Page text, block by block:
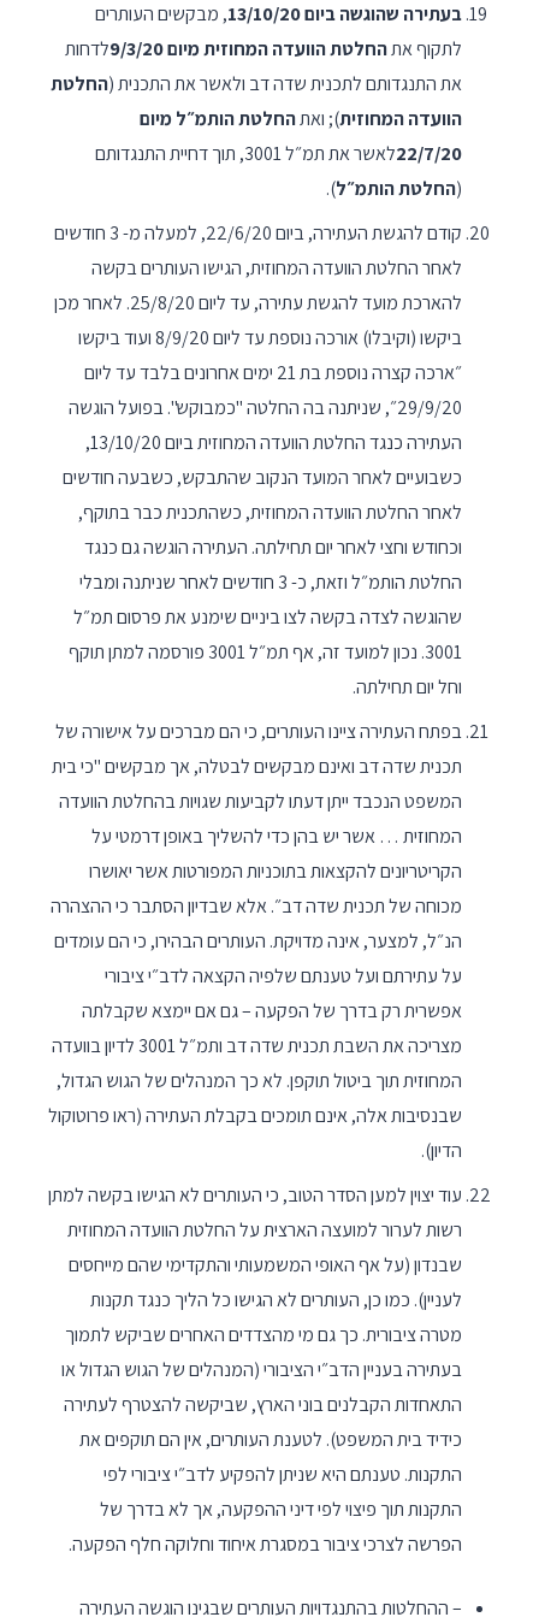
בעתירה שהוגשה ביום 13/10/20
, מבקשים העותרים
לתקוף אתהחלטת הוועדה המחוזית מיום 9/3/20
לדחות
את התנגדותם לתכנית שדה דב ולאשר את התכנית (החלטת
הוועדה המחוזית); ואתהחלטת הותמ״ל מיום
22/7/20
לאשר את תמ״ל 3001, תוך דחיית התנגדותם
(החלטת הותמ״ל).
קודם להגשת העתירה, ביום 22/6/20, למעלה מ- 3 חודשים
לאחר החלטת הוועדה המחוזית, הגישו העותרים בקשה
להארכת מועד להגשת עתירה, עד ליום 25/8/20. לאחר מכן
ביקשו (וקיבלו) אורכה נוספת עד ליום 8/9/20 ועוד ביקשו
״ארכה קצרה נוספת בת 21 ימים אחרונים בלבד עד ליום
29/9/20״, שניתנה בה החלטה "כמבוקש". בפועל הוגשה
העתירה כנגד החלטת הוועדה המחוזית ביום 13/10/20,
כשבועיים לאחר המועד הנקוב שהתבקש, כשבעה חודשים
לאחר החלטת הוועדה המחוזית, כשהתכנית כבר בתוקף,
וכחודש וחצי לאחר יום תחילתה. העתירה הוגשה גם כנגד
החלטת הותמ״ל וזאת, כ- 3 חודשים לאחר שניתנה ומבלי
שהוגשה לצדה בקשה לצו ביניים שימנע את פרסום תמ״ל
3001. נכון למועד זה, אף תמ״ל 3001 פורסמה למתן תוקף
וחל יום תחילתה.
בפתח העתירה ציינו העותרים, כי הם מברכים על אישורה של
תכנית שדה דב ואינם מבקשים לבטלה, אך מבקשים "כי בית
המשפט הנכבד ייתן דעתו לקביעות שגויות בהחלטת הוועדה
המחוזית … אשר יש בהן כדי להשליך באופן דרמטי על
הקריטריונים להקצאות בתוכניות המפורטות אשר יאושרו
מכוחה של תכנית שדה דב״. אלא שבדיון הסתבר כי ההצהרה
הנ״ל, למצער, אינה מדויקת. העותרים הבהירו, כי הם עומדים
על עתירתם ועל טענתם שלפיה הקצאה לדב״י ציבורי
אפשרית רק בדרך של הפקעה – גם אם יימצא שקבלתה
מצריכה את השבת תכנית שדה דב ותמ״ל 3001 לדיון בוועדה
המחוזית תוך ביטול תוקפן. לא כך המנהלים של הגוש הגדול,
שבנסיבות אלה, אינם תומכים בקבלת העתירה (ראו פרוטוקול
הדיון).
עוד יצוין למען הסדר הטוב, כי העותרים לא הגישו בקשה למתן
רשות לערור למועצה הארצית על החלטת הוועדה המחוזית
שבנדון (על אף האופי המשמעותי והתקדימי שהם מייחסים
לעניין). כמו כן, העותרים לא הגישו כל הליך כנגד תקנות
מטרה ציבורית. כך גם מי מהצדדים האחרים שביקש לתמוך
בעתירה בעניין הדב״י הציבורי (המנהלים של הגוש הגדול או
התאחדות הקבלנים בוני הארץ, שביקשה להצטרף לעתירה
כידיד בית המשפט). לטענת העותרים, אין הם תוקפים את
התקנות. טענתם היא שניתן להפקיע לדב״י ציבורי לפי
התקנות תוך פיצוי לפי דיני ההפקעה, אך לא בדרך של
הפרשה לצרכי ציבור במסגרת איחוד וחלוקה חלף הפקעה.
– ההחלטות בהתנגדויות העותרים שבגינו הוגשה העתירה